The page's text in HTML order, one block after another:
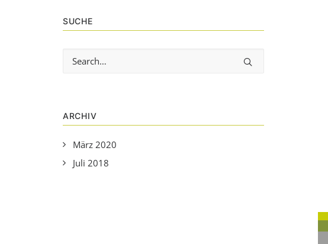
SUCHE
ARCHIV
März 2020
Juli 2018